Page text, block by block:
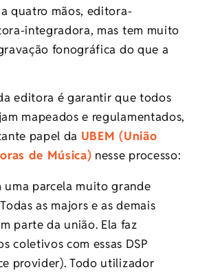
quatro mãos, editora-
integradora, mas tem muito
fonográfica do que a
editora é garantir que todos
mapeados e regulamentados,
papel da UBEM (União
de Música) nesse processo:
uma parcela muito grande
as majors e as demais
parte da união. Ela faz
coletivos com essas DSP
provider). Todo utilizador